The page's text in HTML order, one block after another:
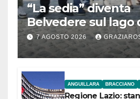
“La sedia” diventa
Belvedere sul lago
Bracciano: ieri
l’inaugurazione
7 AGOSTO 2026
ANGUILLARA BRACCIANO
Regione Lazio: